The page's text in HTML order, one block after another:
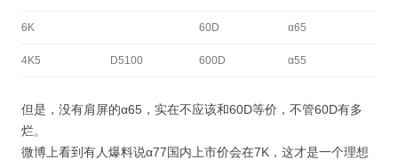
6K 60D α65
4K5 D5100 600D α55
但是，没有肩屏的α65，实在不应该和60D等价，不管60D有多
烂。
微博上看到有人爆料说α77国内上市价会在7K，这才是一个理想